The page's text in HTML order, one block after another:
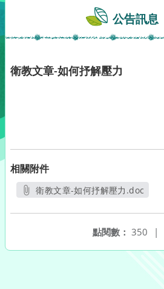
公告訊息
衛教文章-如何抒解壓力
相關附件
衛教文章-如何抒解壓力.doc
點閱數： 350 |